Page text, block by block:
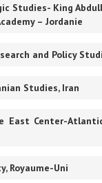
Studies- King
– Jordanie
and Policy
Studies, Iran
East Center-
Royaume-Uni